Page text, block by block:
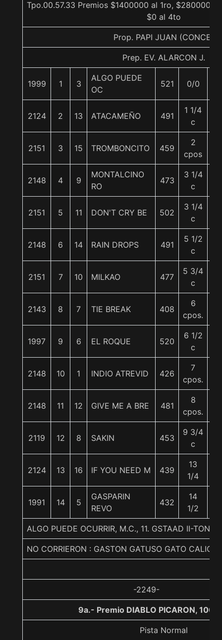
Tpo.00.57.33 Premios $1400000 al 1ro, $280000
$0 al 4to
Prop. PAPI JUAN (CONCE)
Prep. EV. ALARCON J.
1999 1 3
ALGO PUEDE
OC
521 0/0
2124 2 13 ATACAMEÑO 491
1 1/4
c
2151 3 15 TROMBONCITO 459
2
cpos
2148 4 9
MONTALCINO
RO
473
3 1/4
c
2151 5 11 DON'T CRY BE 502
3 1/4
c
2148 6 14 RAIN DROPS 491
5 1/2
c
2151 7 10 MILKAO 477
5 3/4
c
2143 8 7 TIE BREAK 408
6
cpos.
1997 9 6 EL ROQUE 520
6 1/2
c
2148 10 1 INDIO ATREVID 426
7
cpos.
2148 11 12 GIVE ME A BRE 481
8
cpos.
2119 12 8 SAKIN 453
9 3/4
c
2124 13 16 IF YOU NEED M 439
13
1/4
1991 14 5
GASPARIN
REVO
432
14
1/2
ALGO PUEDE OCURRIR, M.C., 11. GSTAAD II-
NO CORRIERON : GASTON GATUSO GATO CALICO
-2249-
9a.- Premio DIABLO PICARON,
Pista Normal